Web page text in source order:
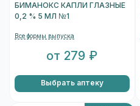
БИМАНОКС КАПЛИ ГЛАЗНЫЕ
0,2 % 5 МЛ №1
Все формы выпуска
от 279 ₽
Выбрать аптеку